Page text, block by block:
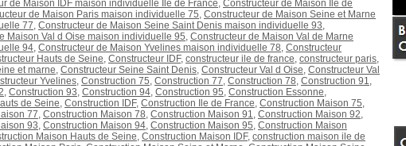
de Maison IDF maison individuelle Ile de France, Constructeur de Maison Ile de
de Maison Paris maison individuelle 75, Constructeur de Maison Seine et Marne
77, Constructeur de Maison Seine Saint Denis maison individuelle 93,
Maison Val d Oise maison individuelle 95, Constructeur de Maison Val de Marne
94, Constructeur de Maison Yvelines maison individuelle 78, Constructeur
Hauts de Seine, Constructeur IDF, constructeur ile de france, constructeur paris,
et marne, Constructeur Seine Saint Denis, Constructeur Val d Oise, Constructeur Val
Yvelines, Construction 75, Construction 77, Construction 78, Construction 91,
, Construction 93, Construction 94, Construction 95, Construction Essonne,
de Seine, Construction IDF, Construction Ile de France, Construction Maison 75,
77, Construction Maison 78, Construction Maison 91, Construction Maison 92,
93, Construction Maison 94, Construction Maison 95, Construction Maison
Maison Hauts de Seine, Construction Maison IDF, construction maison ile de